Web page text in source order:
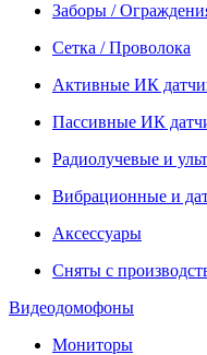
Заборы /
Сетка / Проволока
Активные ИК
Пассивные ИК
Радиолучевые и
Вибрационные и
Аксессуары
Сняты с
Видеодомофоны
Мониторы